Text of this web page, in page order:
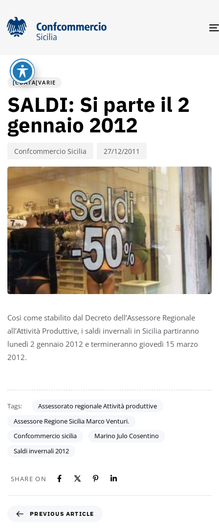
PUBLISHED
IN:
[CDATA[VARIE
SALDI: Si parte il 2
gennaio 2012
Author
Confcommercio Sicilia
Published
on:
27/12/2011
Così come stabilito dal Decreto dell’Assessore Regionale
all’Attività Produttive, i saldi invernali in Sicilia partiranno
lunedì 2 gennaio 2012 e termineranno giovedì 15 marzo
2012.
Tags:
Assessorato regionale Attività produttive
Assessore Regione Sicilia Marco Venturi.
Confcommercio sicilia
Marino Julo Cosentino
Saldi invernali 2012
SHARE ON
PREVIOUS ARTICLE